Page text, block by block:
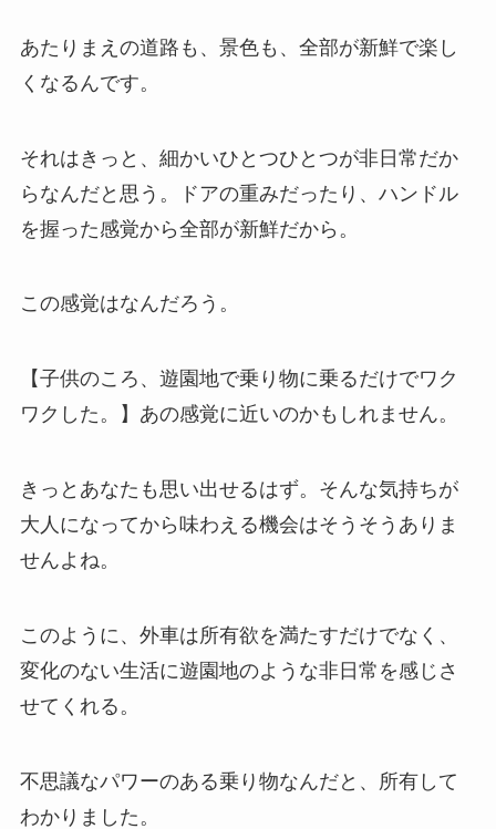
あたりまえの道路も、景色も、全部が新鮮で楽し
くなるんです。
それはきっと、細かいひとつひとつが非日常だか
らなんだと思う。ドアの重みだったり、ハンドル
を握った感覚から全部が新鮮だから。
この感覚はなんだろう。
【子供のころ、遊園地で乗り物に乗るだけでワク
ワクした。】あの感覚に近いのかもしれません。
きっとあなたも思い出せるはず。そんな気持ちが
大人になってから味わえる機会はそうそうありま
せんよね。
このように、外車は所有欲を満たすだけでなく、
変化のない生活に遊園地のような非日常を感じさ
せてくれる。
不思議なパワーのある乗り物なんだと、所有して
わかりました。